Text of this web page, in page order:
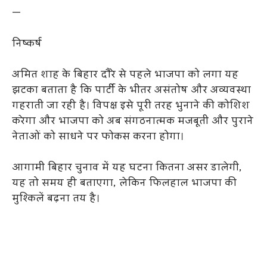
—
निष्कर्ष
अमित शाह के बिहार दौरे से पहले भाजपा को लगा यह
झटका बताता है कि पार्टी के भीतर असंतोष और अव्यवस्था
गहराती जा रही है। विपक्ष इसे पूरी तरह भुनाने की कोशिश
करेगा और भाजपा को अब संगठनात्मक मजबूती और पुराने
नेताओं को साधने पर फोकस करना होगा।
आगामी बिहार चुनाव में यह घटना कितना असर डालेगी,
यह तो समय ही बताएगा, लेकिन फिलहाल भाजपा की
मुश्किलें बढ़ना तय है।